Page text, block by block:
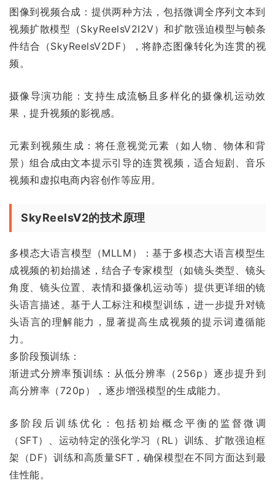
图像到视频合成：提供两种方法，包括微调全序列文本到
视频扩散模型（SkyReelsV2I2V）和扩散强迫模型与帧条
件结合（SkyReelsV2DF），将静态图像转化为连贯的视
频。
摄像导演功能：支持生成流畅且多样化的摄像机运动效
果，提升视频的影视感。
元素到视频生成：将任意视觉元素（如人物、物体和背
景）组合成由文本提示引导的连贯视频，适合短剧、音乐
视频和虚拟电商内容创作等应用。
SkyReelsV2的技术原理
多模态大语言模型（MLLM）：基于多模态大语言模型生
成视频的初始描述，结合子专家模型（如镜头类型、镜头
角度、镜头位置、表情和摄像机运动等）提供更详细的镜
头语言描述。基于人工标注和模型训练，进一步提升对镜
头语言的理解能力，显著提高生成视频的提示词遵循能
力。
多阶段预训练：
渐进式分辨率预训练：从低分辨率（256p）逐步提升到
高分辨率（720p），逐步增强模型的生成能力。
多阶段后训练优化：包括初始概念平衡的监督微调
（SFT）、运动特定的强化学习（RL）训练、扩散强迫框
架（DF）训练和高质量SFT，确保模型在不同方面达到最
佳性能。